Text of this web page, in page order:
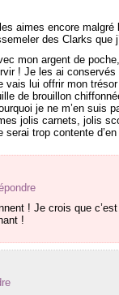
aimes encore
des Clarks que
mon argent de
! Je les ai
lui offrir mon
de brouillon
je ne m’en suis
jolis carnets, jolis
trop contente
! Je crois que
!